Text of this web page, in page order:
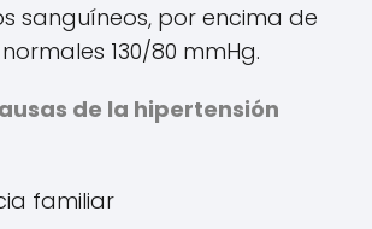
sanguíneos, por encima de
130/80 mmHg.
de la hipertensión
familiar